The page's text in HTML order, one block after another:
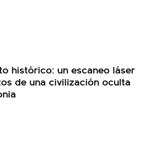
histórico: un escaneo láser
de una civilización oculta